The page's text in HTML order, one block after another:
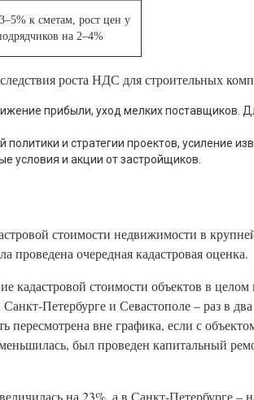
к сметам, рост цен у
на 2–4%
роста НДС для строительных
прибыли, уход мелких поставщиков.
и стратегии проектов, усиление
условия и акции от застройщиков.
стоимости недвижимости в
проведена очередная кадастровая оценка.
стоимости объектов в
Петербурге и Севастополе – раз в
пересмотрена вне графика, если с
был проведен капитальный
на 23%, а в Санкт-Петербурге –